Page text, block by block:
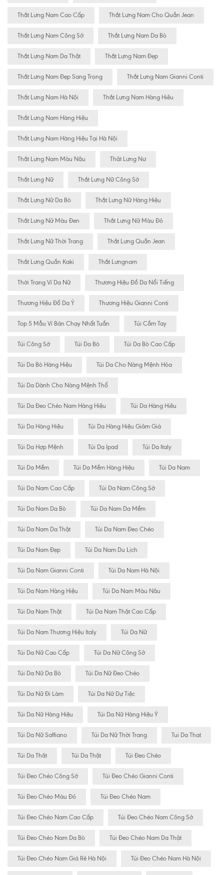
Thắt Lưng Nam Cao Cấp Thắt Lưng Nam Cho Quần Jean
Thắt Lưng Nam Công Sở Thắt Lưng Nam Da Bò
Thắt Lưng Nam Da Thật Thắt Lưng Nam Đẹp
Thắt Lưng Nam Đẹp Sang Trọng Thắt Lưng Nam Gianni Conti
Thắt Lưng Nam Hà Nội Thắt Lưng Nam Hàng Hiêu
Thắt Lưng Nam Hàng Hiệu
Thắt Lưng Nam Hàng Hiệu Tại Hà Nội
Thắt Lưng Nam Màu Nâu Thăt Lưng Nư
Thắt Lưng Nữ Thắt Lưng Nữ Công Sở
Thắt Lưng Nữ Da Bò Thắt Lưng Nữ Hàng Hiệu
Thắt Lưng Nữ Màu Đen Thắt Lưng Nữ Màu Đỏ
Thắt Lưng Nữ Thời Trang Thắt Lưng Quần Jean
Thắt Lưng Quần Kaki Thắt Lưngnam
Thời Trang Ví Da Nữ Thương Hiệu Đồ Da Nổi Tiếng
Thương Hiệu Đồ Da Ý Thương Hiệu Gianni Conti
Top 5 Mẫu Ví Bán Chạy Nhất Tuần Túi Cầm Tay
Túi Công Sở Túi Da Bò Túi Da Bò Cao Cấp
Túi Da Bò Hàng Hiệu Túi Da Cho Nàng Mệnh Hỏa
Túi Da Dành Cho Nàng Mệnh Thổ
Túi Da Đeo Chéo Nam Hàng Hiệu Túi Da Hàng Hiêu
Túi Da Hàng Hiệu Túi Da Hàng Hiệu Giảm Giá
Túi Da Hợp Mệnh Túi Da Ipad Túi Da Italy
Túi Da Mềm Túi Da Mềm Hàng Hiệu Túi Da Nam
Túi Da Nam Cao Cấp Túi Da Nam Công Sở
Túi Da Nam Da Bò Túi Da Nam Da Mềm
Túi Da Nam Da Thật Túi Da Nam Đeo Chéo
Túi Da Nam Đẹp Túi Da Nam Du Lịch
Túi Da Nam Gianni Conti Túi Da Nam Hà Nội
Túi Da Nam Hàng Hiệu Túi Da Nam Màu Nâu
Túi Da Nam Thật Túi Da Nam Thật Cao Cấp
Túi Da Nam Thương Hiệu Italy Túi Da Nữ
Túi Da Nữ Cao Cấp Túi Da Nữ Công Sở
Túi Da Nữ Da Bò Túi Da Nữ Đeo Chéo
Túi Da Nữ Đi Làm Túi Da Nữ Dự Tiệc
Túi Da Nữ Hàng Hiệu Túi Da Nữ Hàng Hiệu Ý
Túi Da Nữ Saffiano Túi Da Nữ Thời Trang Tui Da That
Túi Da Thât Túi Da Thật Túi Đeo Chéo
Túi Đeo Chéo Công Sở Túi Đeo Chéo Gianni Conti
Túi Đeo Chéo Màu Đỏ Túi Đeo Chéo Nam
Túi Đeo Chéo Nam Cao Cấp Túi Đeo Chéo Nam Công Sở
Túi Đeo Chéo Nam Da Bò Túi Đeo Chéo Nam Da Thật
Túi Đeo Chéo Nam Giá Rẻ Hà Nội Túi Đeo Chéo Nam Hà Nội